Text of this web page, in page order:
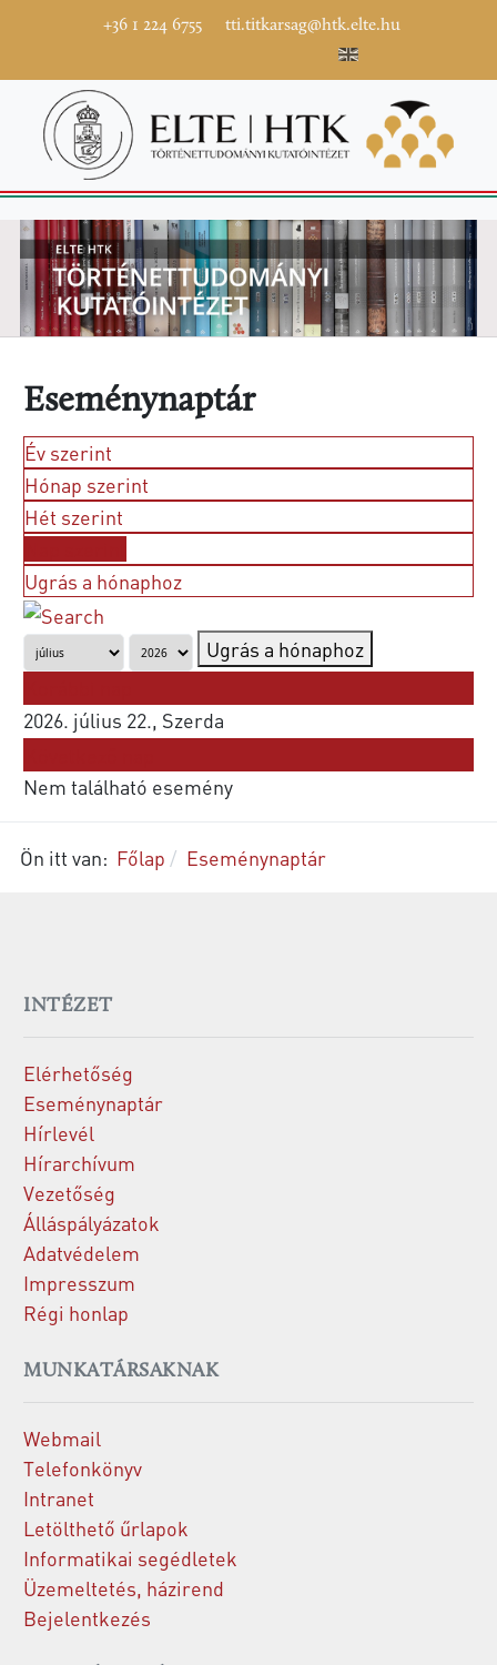
+36 1 224 6755 tti.titkarsag@htk.elte.hu
Eseménynaptár
Év szerint
Hónap szerint
Hét szerint
Ugrás a hónaphoz
Ugrás a hónaphoz
2026. július 22., Szerda
Nem található esemény
Ön itt van: Főlap Eseménynaptár
INTÉZET
Elérhetőség
Eseménynaptár
Hírlevél
Hírarchívum
Vezetőség
Álláspályázatok
Adatvédelem
Impresszum
Régi honlap
MUNKATÁRSAKNAK
Webmail
Telefonkönyv
Intranet
Letölthető űrlapok
Informatikai segédletek
Üzemeltetés, házirend
Bejelentkezés